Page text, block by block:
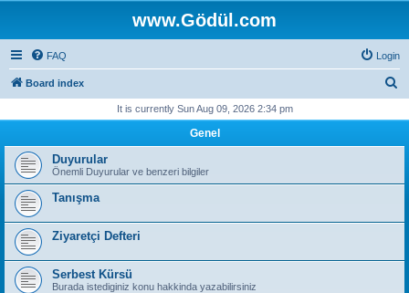
www.Gödül.com
FAQ Login
Board index
r
It is currently Sun Aug 09, 2026 2:34 pm
Genel
Duyurular
Önemli Duyurular ve benzeri bilgiler
Tanışma
Ziyaretçi Defteri
Serbest Kürsü
Burada istediginiz konu hakkinda yazabilirsiniz